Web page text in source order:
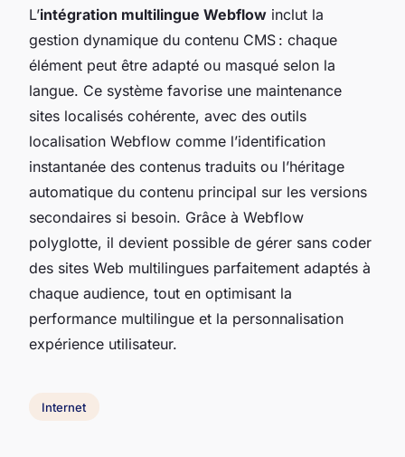
L’intégration multilingue Webflow inclut la
gestion dynamique du contenu CMS : chaque
élément peut être adapté ou masqué selon la
langue. Ce système favorise une maintenance
sites localisés cohérente, avec des outils
localisation Webflow comme l’identification
instantanée des contenus traduits ou l’héritage
automatique du contenu principal sur les versions
secondaires si besoin. Grâce à Webflow
polyglotte, il devient possible de gérer sans coder
des sites Web multilingues parfaitement adaptés à
chaque audience, tout en optimisant la
performance multilingue et la personnalisation
expérience utilisateur.
Internet